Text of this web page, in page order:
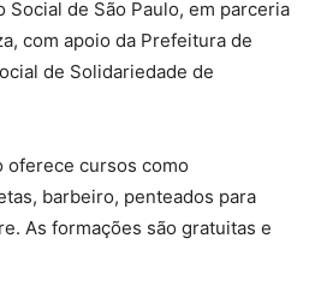
Social de São Paulo, em parceria
com apoio da Prefeitura de
de Solidariedade de
oferece cursos como
barbeiro, penteados para
As formações são gratuitas e